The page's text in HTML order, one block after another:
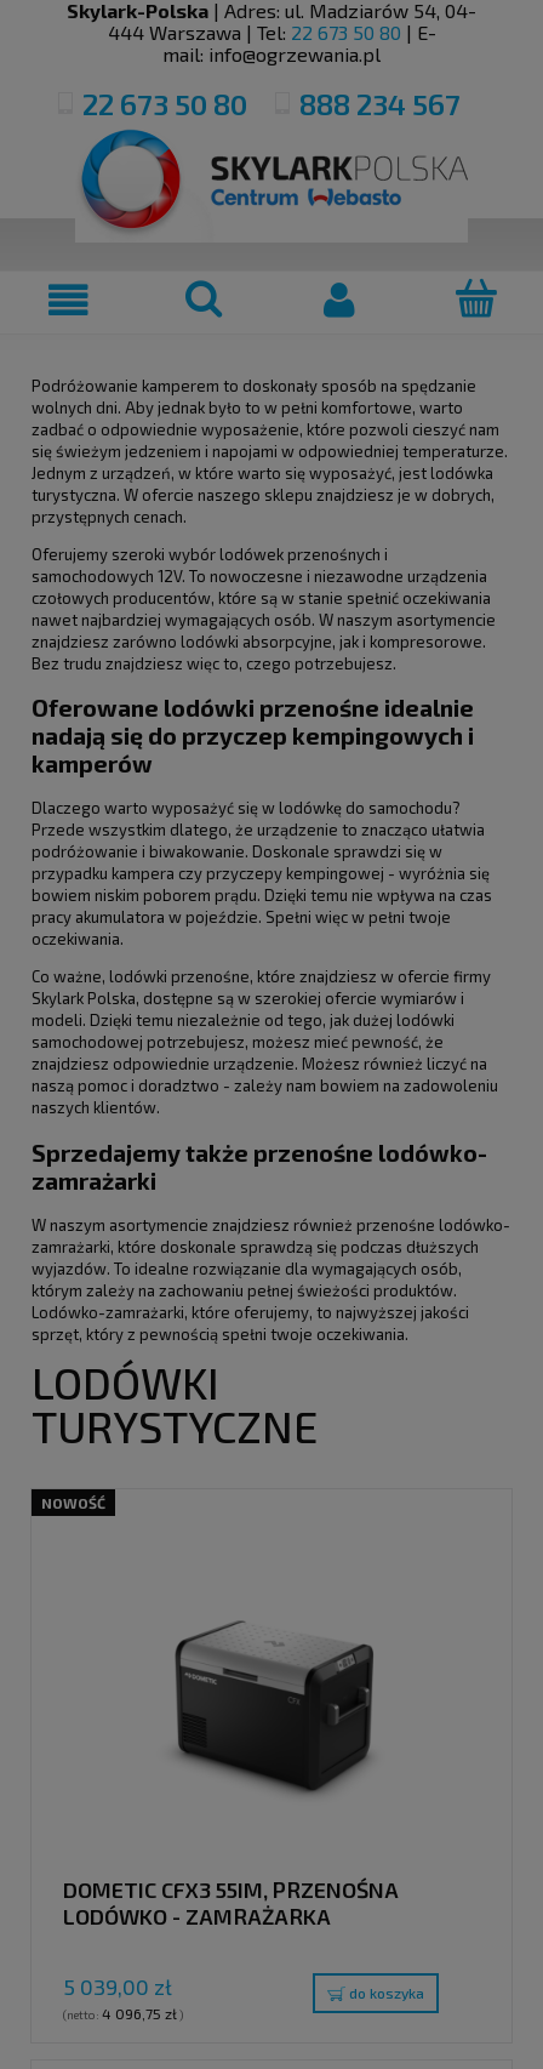
Skylark-Polska | Adres: ul. Madziarów 54, 04-
444 Warszawa | Tel: 22 673 50 80 | E-
mail: info@ogrzewania.pl
22 673 50 80 888 234 567
Podróżowanie kamperem to doskonały sposób na spędzanie
wolnych dni. Aby jednak było to w pełni komfortowe, warto
zadbać o odpowiednie wyposażenie, które pozwoli cieszyć nam
się świeżym jedzeniem i napojami w odpowiedniej temperaturze.
Jednym z urządzeń, w które warto się wyposażyć, jest lodówka
turystyczna. W ofercie naszego sklepu znajdziesz je w dobrych,
przystępnych cenach.
Oferujemy szeroki wybór lodówek przenośnych i
samochodowych 12V. To nowoczesne i niezawodne urządzenia
czołowych producentów, które są w stanie spełnić oczekiwania
nawet najbardziej wymagających osób. W naszym asortymencie
znajdziesz zarówno lodówki absorpcyjne, jak i kompresorowe.
Bez trudu znajdziesz więc to, czego potrzebujesz.
Oferowane lodówki przenośne idealnie
nadają się do przyczep kempingowych i
kamperów
Dlaczego warto wyposażyć się w lodówkę do samochodu?
Przede wszystkim dlatego, że urządzenie to znacząco ułatwia
podróżowanie i biwakowanie. Doskonale sprawdzi się w
przypadku kampera czy przyczepy kempingowej - wyróżnia się
bowiem niskim poborem prądu. Dzięki temu nie wpływa na czas
pracy akumulatora w pojeździe. Spełni więc w pełni twoje
oczekiwania.
Co ważne, lodówki przenośne, które znajdziesz w ofercie firmy
Skylark Polska, dostępne są w szerokiej ofercie wymiarów i
modeli. Dzięki temu niezależnie od tego, jak dużej lodówki
samochodowej potrzebujesz, możesz mieć pewność, że
znajdziesz odpowiednie urządzenie. Możesz również liczyć na
naszą pomoc i doradztwo - zależy nam bowiem na zadowoleniu
naszych klientów.
Sprzedajemy także przenośne lodówko-
zamrażarki
W naszym asortymencie znajdziesz również przenośne lodówko-
zamrażarki, które doskonale sprawdzą się podczas dłuższych
wyjazdów. To idealne rozwiązanie dla wymagających osób,
którym zależy na zachowaniu pełnej świeżości produktów.
Lodówko-zamrażarki, które oferujemy, to najwyższej jakości
sprzęt, który z pewnością spełni twoje oczekiwania.
LODÓWKI
TURYSTYCZNE
DOMETIC CFX3 55IM, PRZENOŚNA
LODÓWKO - ZAMRAŻARKA
5 039,00 zł
(netto: 4 096,75 zł)
do koszyka
NOWOŚĆ